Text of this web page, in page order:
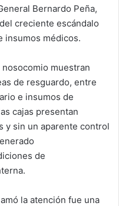
Bernardo Peña,
creciente escándalo
insumos médicos.
muestran
de resguardo, entre
e insumos de
cajas presentan
y sin un aparente control
de
la atención fue una